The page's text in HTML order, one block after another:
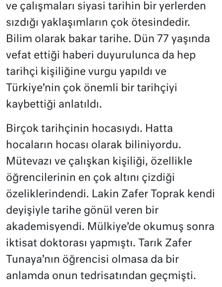
ve çalışmaları siyasi tarihin bir yerlerden
sızdığı yaklaşımların çok ötesindedir.
Bilim olarak bakar tarihe. Dün 77 yaşında
vefat ettiği haberi duyurulunca da hep
tarihçi kişiliğine vurgu yapıldı ve
Türkiye’nin çok önemli bir tarihçiyi
kaybettiği anlatıldı.
Birçok tarihçinin hocasıydı. Hatta
hocaların hocası olarak biliniyordu.
Mütevazı ve çalışkan kişiliği, özellikle
öğrencilerinin en çok altını çizdiği
özeliklerindendi. Lakin Zafer Toprak kendi
deyişiyle tarihe gönül veren bir
akademisyendi. Mülkiye’de okumuş sonra
iktisat doktorası yapmıştı. Tarık Zafer
Tunaya’nın öğrencisi olmasa da bir
anlamda onun tedrisatından geçmişti.